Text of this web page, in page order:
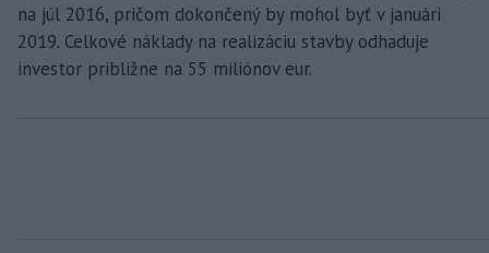
na júl 2016, pričom dokončený by mohol byť v januári
2019. Celkové náklady na realizáciu stavby odhaduje
investor približne na 55 miliónov eur.